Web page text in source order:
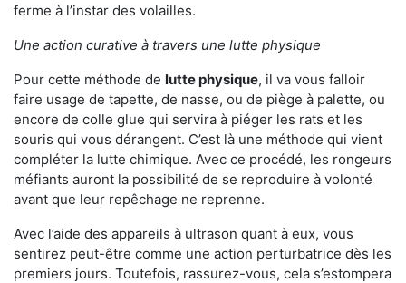
ferme à l’instar des volailles.
Une action curative à travers une lutte physique
Pour cette méthode de lutte physique, il va vous falloir
faire usage de tapette, de nasse, ou de piège à palette, ou
encore de colle glue qui servira à piéger les rats et les
souris qui vous dérangent. C’est là une méthode qui vient
compléter la lutte chimique. Avec ce procédé, les rongeurs
méfiants auront la possibilité de se reproduire à volonté
avant que leur repêchage ne reprenne.
Avec l’aide des appareils à ultrason quant à eux, vous
sentirez peut-être comme une action perturbatrice dès les
premiers jours. Toutefois, rassurez-vous, cela s’estompera